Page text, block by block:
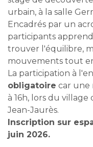
urbain, à la salle
Encadrés par un
participants
trouver l'équilibre,
mouvements tout
La participation à
obligatoire car une
à 16h, lors du village
Jean-Jaurès.
Inscription sur
juin 2026.